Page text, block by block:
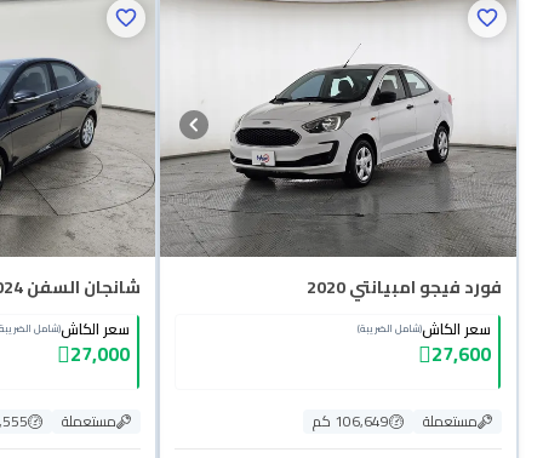
فورد فيجو امبيانتي 2020
سعر الكاش(شامل الضريبة)
27,600
مستعملة
106,649 كم
شانجان السفن Full Option 2024
سعر الكاش(شامل
27,000
مستعملة